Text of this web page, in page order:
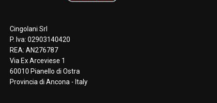
Cingolani Srl
P. Iva: 02903140420
REA: AN276787
Via Ex Arceviese 1
60010 Pianello di Ostra
Provincia di Ancona - Italy